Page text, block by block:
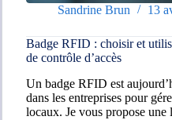
Sandrine Brun 13
Badge RFID : choisir et
de contrôle d’accès
Un badge RFID est
dans les entreprises pour
locaux. Je vous propose